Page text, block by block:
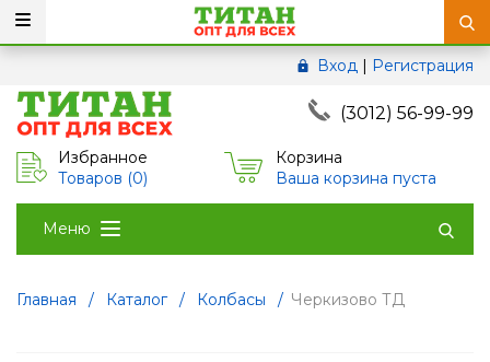
Вход | Регистрация
(3012) 56-99-99
Избранное
Товаров (0)
Корзина
Ваша корзина пуста
Меню
Главная / Каталог / Колбасы / Черкизово ТД